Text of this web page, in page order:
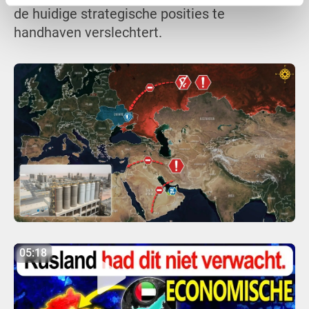
de huidige strategische posities te
handhaven verslechtert.
05:18